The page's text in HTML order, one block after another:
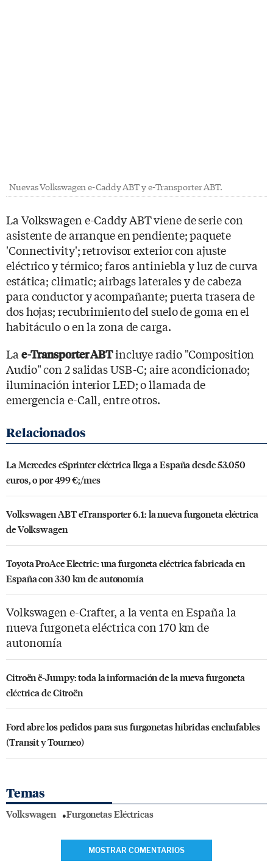
Nuevas Volkswagen e-Caddy ABT y e-Transporter ABT.
La Volkswagen e-Caddy ABT viene de serie con
asistente de arranque en pendiente; paquete
'Connectivity'; retrovisor exterior con ajuste
eléctrico y térmico; faros antiniebla y luz de curva
estática; climatic; airbags laterales y de cabeza
para conductor y acompañante; puerta trasera de
dos hojas; recubrimiento del suelo de goma en el
habitáculo o en la zona de carga.
La e-Transporter ABTincluye radio "Composition
Audio" con 2 salidas USB-C; aire acondicionado;
iluminación interior LED; o llamada de
emergencia e-Call, entre otros.
La Mercedes eSprinter eléctrica llega a España desde 53.050
euros, o por 499 €;/mes
Volkswagen ABT eTransporter 6.1: la nueva furgoneta eléctrica
de Volkswagen
Toyota ProAce Electric: una furgoneta eléctrica fabricada en
España con 330 km de autonomía
Volkswagen e-Crafter, a la venta en España la
nueva furgoneta eléctrica con 170 km de
autonomía
Citroën ë-Jumpy: toda la información de la nueva furgoneta
eléctrica de Citroën
Ford abre los pedidos para sus furgonetas híbridas enchufables
(Transit y Tourneo)
Temas
Volkswagen Furgonetas Eléctricas
MOSTRAR COMENTARIOS